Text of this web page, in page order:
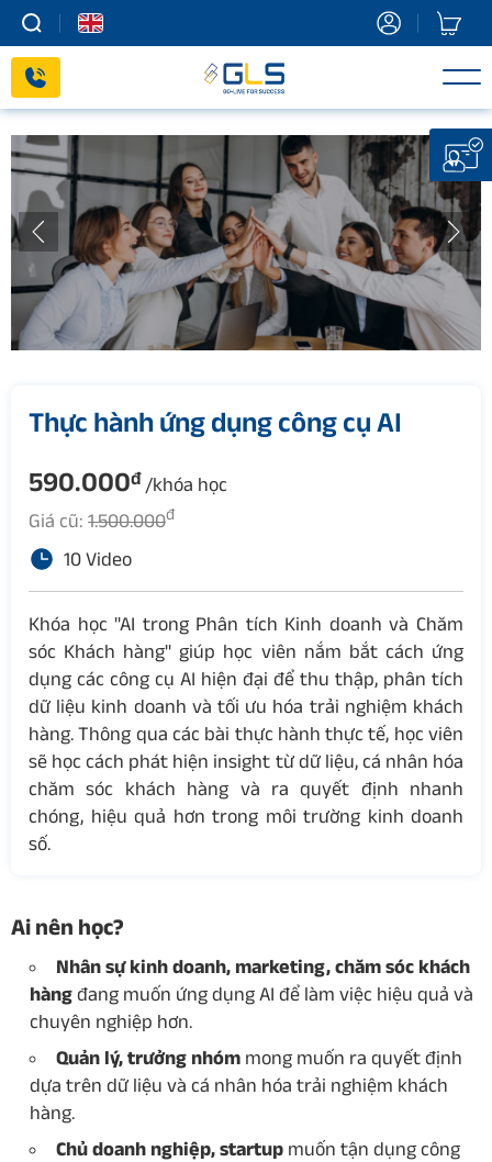
Skip
content
Thực hành ứng dụng công cụ AI
590.000đ /khóa học
Giá cũ: 1.500.000đ
10 Video
Khóa học "AI trong Phân tích Kinh doanh và Chăm
sóc Khách hàng" giúp học viên nắm bắt cách ứng
dụng các công cụ AI hiện đại để thu thập, phân tích
dữ liệu kinh doanh và tối ưu hóa trải nghiệm khách
hàng. Thông qua các bài thực hành thực tế, học viên
sẽ học cách phát hiện insight từ dữ liệu, cá nhân hóa
chăm sóc khách hàng và ra quyết định nhanh
chóng, hiệu quả hơn trong môi trường kinh doanh
số.
Ai nên học?
Nhân sự kinh doanh, marketing, chăm sóc khách
hàngđang muốn ứng dụng AI để làm việc hiệu quả và
chuyên nghiệp hơn.
Quản lý, trưởng nhóm mong muốn ra quyết định
dựa trên dữ liệu và cá nhân hóa trải nghiệm khách
hàng.
Chủ doanh nghiệp, startup muốn tận dụng công